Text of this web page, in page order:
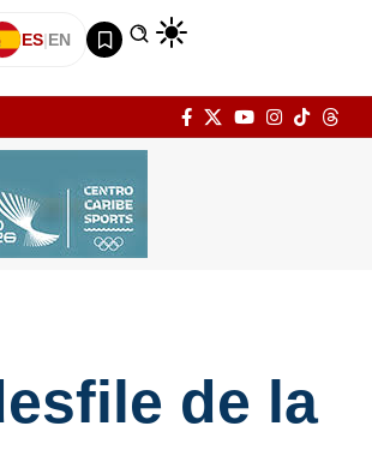
ES|EN
de la